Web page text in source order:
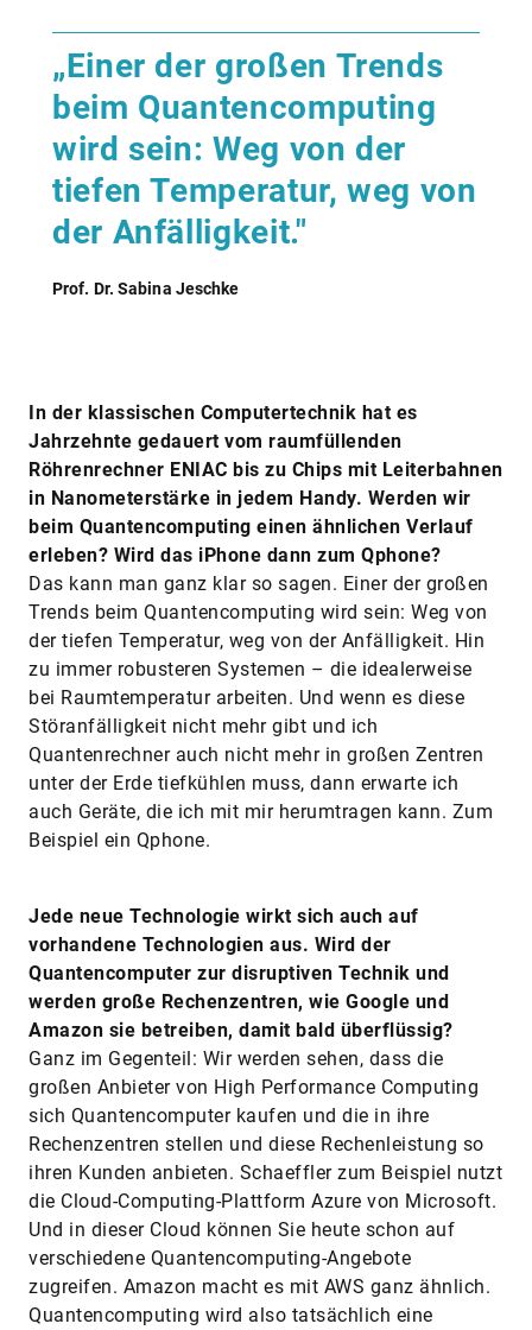
„Einer der großen Trends
beim Quantencomputing
wird sein: Weg von der
tiefen Temperatur, weg von
der Anfälligkeit."
Prof. Dr. Sabina Jeschke
In der klassischen Computertechnik hat es
Jahrzehnte gedauert vom raumfüllenden
Röhrenrechner ENIAC bis zu Chips mit Leiterbahnen
in Nanometerstärke in jedem Handy. Werden wir
beim Quantencomputing einen ähnlichen Verlauf
erleben? Wird das iPhone dann zum Qphone?
Das kann man ganz klar so sagen. Einer der großen
Trends beim Quantencomputing wird sein: Weg von
der tiefen Temperatur, weg von der Anfälligkeit. Hin
zu immer robusteren Systemen – die idealerweise
bei Raumtemperatur arbeiten. Und wenn es diese
Störanfälligkeit nicht mehr gibt und ich
Quantenrechner auch nicht mehr in großen Zentren
unter der Erde tiefkühlen muss, dann erwarte ich
auch Geräte, die ich mit mir herumtragen kann. Zum
Beispiel ein Qphone.
Jede neue Technologie wirkt sich auch auf
vorhandene Technologien aus. Wird der
Quantencomputer zur disruptiven Technik und
werden große Rechenzentren, wie Google und
Amazon sie betreiben, damit bald überflüssig?
Ganz im Gegenteil: Wir werden sehen, dass die
großen Anbieter von High Performance Computing
sich Quantencomputer kaufen und die in ihre
Rechenzentren stellen und diese Rechenleistung so
ihren Kunden anbieten. Schaeffler zum Beispiel nutzt
die Cloud-Computing-Plattform Azure von Microsoft.
Und in dieser Cloud können Sie heute schon auf
verschiedene Quantencomputing-Angebote
zugreifen. Amazon macht es mit AWS ganz ähnlich.
Quantencomputing wird also tatsächlich eine